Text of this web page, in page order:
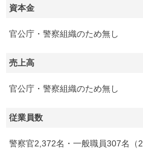
資本金
官公庁・警察組織のため無し
売上高
官公庁・警察組織のため無し
従業員数
警察官2,372名・一般職員307名（